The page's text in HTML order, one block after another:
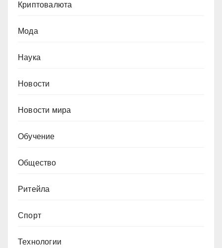
Криптовалюта
Мода
Наука
Новости
Новости мира
Обучение
Общество
Ритейла
Спорт
Технологии